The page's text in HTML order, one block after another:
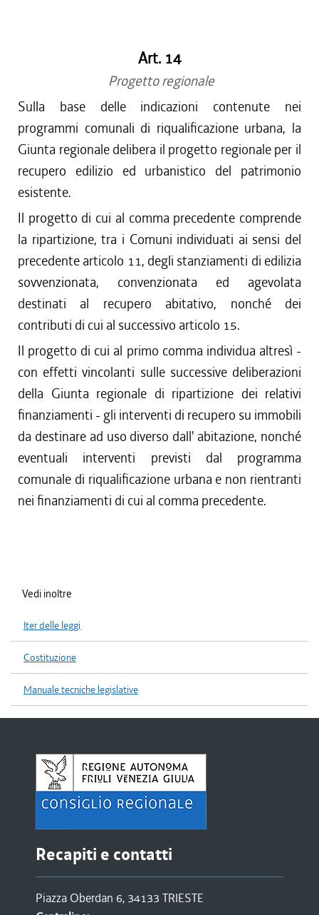
Art. 14
Progetto regionale
Sulla base delle indicazioni contenute nei
programmi comunali di riqualificazione urbana, la
Giunta regionale delibera il progetto regionale per il
recupero edilizio ed urbanistico del patrimonio
esistente.
Il progetto di cui al comma precedente comprende
la ripartizione, tra i Comuni individuati ai sensi del
precedente articolo 11, degli stanziamenti di edilizia
sovvenzionata, convenzionata ed agevolata
destinati al recupero abitativo, nonché dei
contributi di cui al successivo articolo 15.
Il progetto di cui al primo comma individua altresì -
con effetti vincolanti sulle successive deliberazioni
della Giunta regionale di ripartizione dei relativi
finanziamenti - gli interventi di recupero su immobili
da destinare ad uso diverso dall' abitazione, nonché
eventuali interventi previsti dal programma
comunale di riqualificazione urbana e non rientranti
nei finanziamenti di cui al comma precedente.
Vedi inoltre
Iter delle leggi
Costituzione
Manuale tecniche legislative
Recapiti e contatti
Piazza Oberdan 6, 34133 TRIESTE